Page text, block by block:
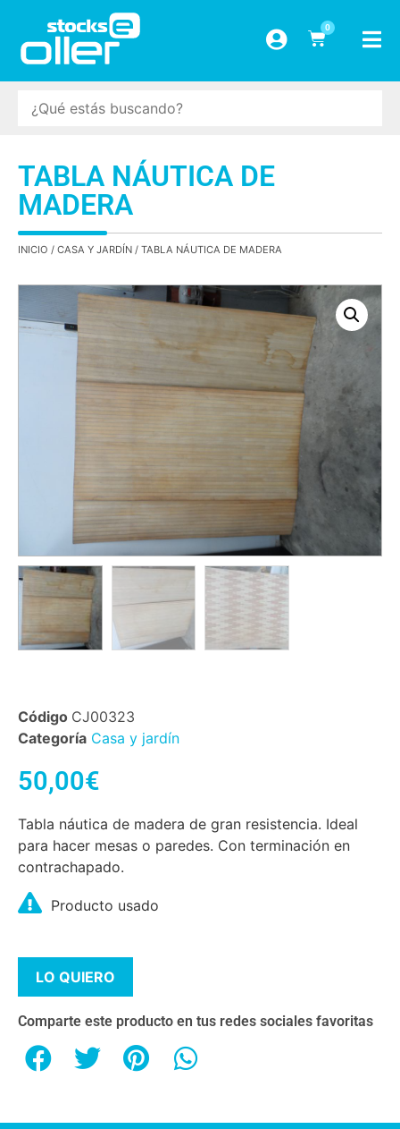
0
TABLA NÁUTICA DE
MADERA
INICIO / CASA Y JARDÍN / TABLA NÁUTICA DE MADERA
Código CJ00323
Categoría Casa y jardín
50,00€
Tabla náutica de madera de gran resistencia. Ideal
para hacer mesas o paredes. Con terminación en
contrachapado.
Producto usado
LO QUIERO
Comparte este producto en tus redes sociales favoritas